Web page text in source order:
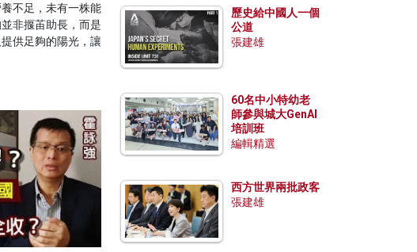
不足，未有一株能
非揠苖助長，而是
供足夠的陽光，讓
歷史給中國人一個
公道
張建雄
60名中小特幼老
師參與城大GenAI
培訓班
編輯精選
西方世界兩批政客
張建雄